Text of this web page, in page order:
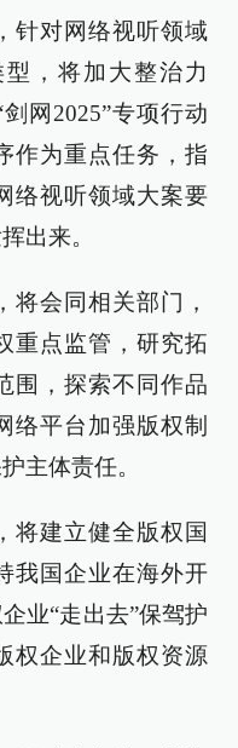
针对网络视听领域
，将加大整治力
网2025”专项行动
作为重点任务，指
络视听领域大案要
出来。
将会同相关部门，
重点监管，研究拓
围，探索不同作品
络平台加强版权制
主体责任。
将建立健全版权国
我国企业在海外开
业“走出去”保驾护
权企业和版权资源